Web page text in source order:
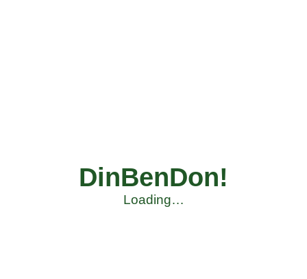
DinBenDon!
Loading…